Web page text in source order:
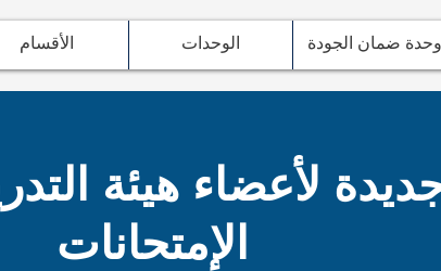
الأقسام الوحدات وحدة ضمان الجودة
لأعضاء هيئة
الإمتحانات